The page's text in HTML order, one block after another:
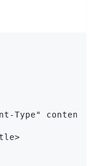
Type"